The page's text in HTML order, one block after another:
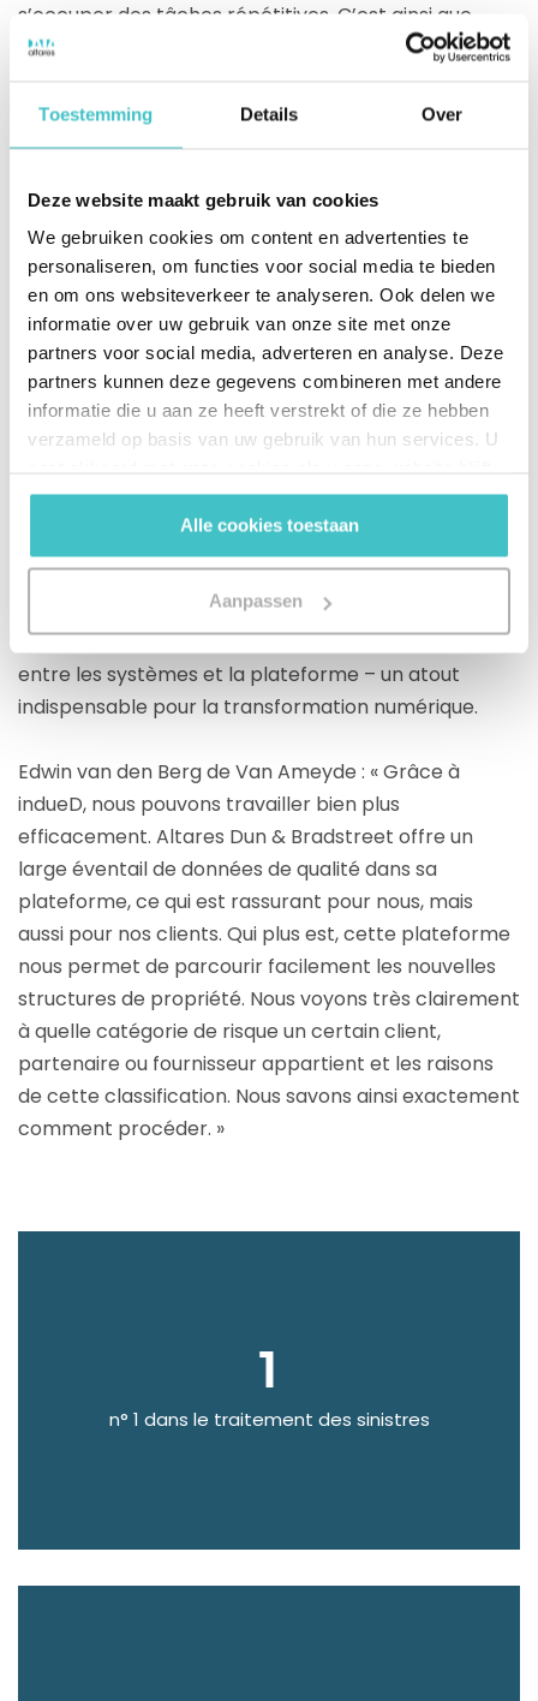
Toestemming Details Over
Deze website maakt gebruik van cookies
We gebruiken cookies om content en advertenties te
personaliseren, om functies voor social media te bieden
en om ons websiteverkeer te analyseren. Ook delen we
informatie over uw gebruik van onze site met onze
partners voor social media, adverteren en analyse. Deze
partners kunnen deze gegevens combineren met andere
informatie die u aan ze heeft verstrekt of die ze hebben
verzameld op basis van uw gebruik van hun services. U
gebruiken.
Alle cookies toestaan
Aanpassen
s’occuper des tâches répétitives. C’est ainsi que
nous avons découvert indueD, la plateforme tout-
données sur la gestion de la compliance et la due
diligence. »
2. LA SOLUTION
La plateforme de compliance
indueD
Grâce à la plateforme indueD, Van Ameyde obtient
en un clin d’œil un aperçu complet des droits de
risque et des structures organisationnelles. La
permet de mettre en place un processus de
conformité sans faille. Il est également possible
d’utiliser l’API indueD, qui permet une collaboration
entre les systèmes et la plateforme – un atout
indispensable pour la transformation numérique.
Edwin van den Berg de Van Ameyde : « Grâce à
indueD, nous pouvons travailler bien plus
efficacement. Altares Dun & Bradstreet offre un
large éventail de données de qualité dans sa
plateforme, ce qui est rassurant pour nous, mais
aussi pour nos clients. Qui plus est, cette plateforme
nous permet de parcourir facilement les nouvelles
structures de propriété. Nous voyons très clairement
à quelle catégorie de risque un certain client,
partenaire ou fournisseur appartient et les raisons
de cette classification. Nous savons ainsi exactement
comment procéder. »
1
n° 1 dans le traitement des sinistres